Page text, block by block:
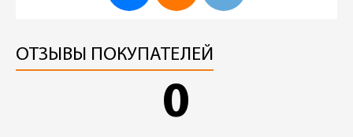
ОТЗЫВЫ ПОКУПАТЕЛЕЙ
0